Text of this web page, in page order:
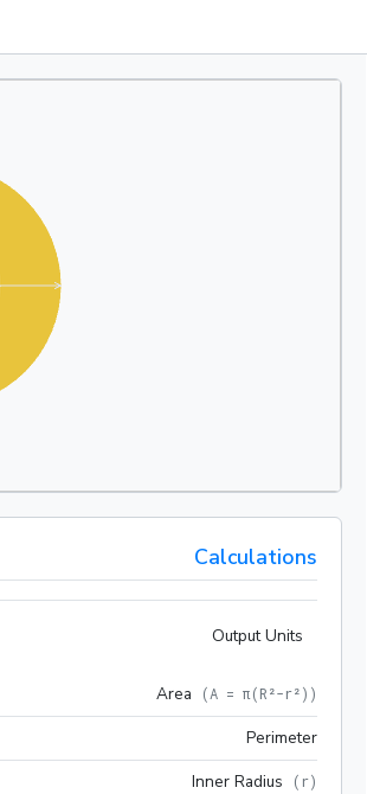
Calculations
Output Units
Area (A = π(R²-r²) )
Perimeter
Inner Radius ( r)